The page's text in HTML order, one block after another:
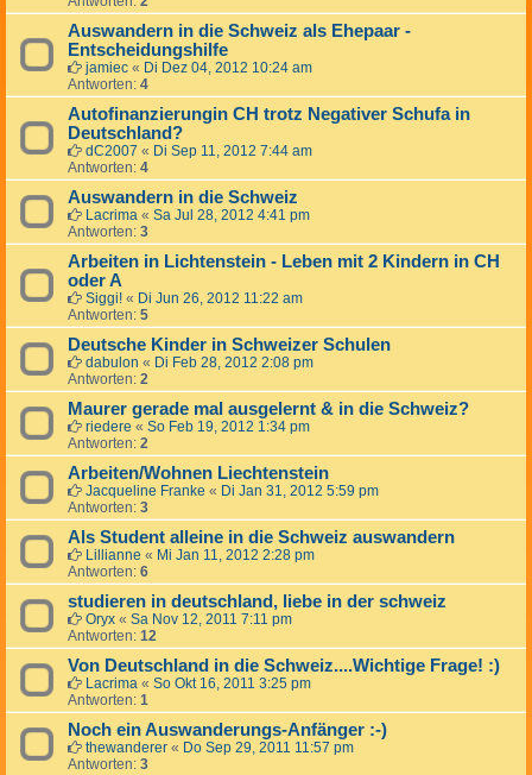
Auswandern in die Schweiz als Ehepaar -
Entscheidungshilfe
jamiec « Di Dez 04, 2012 10:24 am
Antworten: 4
Autofinanzierungin CH trotz Negativer Schufa in
Deutschland?
dC2007 « Di Sep 11, 2012 7:44 am
Antworten: 4
Auswandern in die Schweiz
Lacrima « Sa Jul 28, 2012 4:41 pm
Antworten: 3
Arbeiten in Lichtenstein - Leben mit 2 Kindern in CH
oder A
Siggi! « Di Jun 26, 2012 11:22 am
Antworten: 5
Deutsche Kinder in Schweizer Schulen
dabulon « Di Feb 28, 2012 2:08 pm
Antworten: 2
Maurer gerade mal ausgelernt & in die Schweiz?
riedere « So Feb 19, 2012 1:34 pm
Antworten: 2
Arbeiten/Wohnen Liechtenstein
Jacqueline Franke « Di Jan 31, 2012 5:59 pm
Antworten: 3
Als Student alleine in die Schweiz auswandern
Lillianne « Mi Jan 11, 2012 2:28 pm
Antworten: 6
studieren in deutschland, liebe in der schweiz
Oryx « Sa Nov 12, 2011 7:11 pm
Antworten: 12
Von Deutschland in die Schweiz....Wichtige Frage! :)
Lacrima « So Okt 16, 2011 3:25 pm
Antworten: 1
Noch ein Auswanderungs-Anfänger :-)
thewanderer « Do Sep 29, 2011 11:57 pm
Antworten: 3